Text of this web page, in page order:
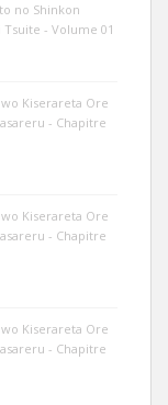
no Shinkon
- Volume 01
Kiserareta Ore
- Chapitre
Kiserareta Ore
- Chapitre
Kiserareta Ore
- Chapitre